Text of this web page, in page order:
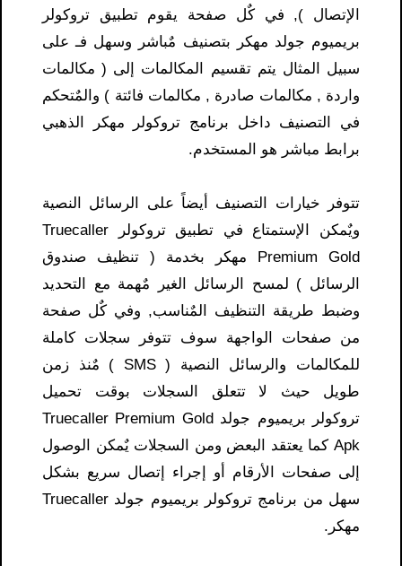
الإتصال ), في كٌل صفحة يقوم تطبيق تروكولر
بريميوم جولد مهكر بتصنيف مٌباشر وسهل فـ على
سبيل المثال يتم تقسيم المكالمات إلى ( مكالمات
واردة , مكالمات صادرة , مكالمات فائتة ) والمٌتحكم
في التصنيف داخل برنامج تروكولر مهكر الذهبي
برابط مباشر هو المستخدم.
تتوفر خيارات التصنيف أيضاً على الرسائل النصية
ويٌمكن الإستمتاع في تطبيق تروكولر Truecaller
Premium Gold مهكر بخدمة ( تنظيف صندوق
الرسائل ) لمسح الرسائل الغير مٌهمة مع التحديد
وضبط طريقة التنظيف المٌناسب, وفي كٌل صفحة
من صفحات الواجهة سوف تتوفر سجلات كاملة
للمكالمات والرسائل النصية ( SMS ) مٌنذ زمن
طويل حيث لا تتعلق السجلات بوقت تحميل
تروكولر بريميوم جولد Truecaller Premium Gold
Apk كما يعتقد البعض ومن السجلات يٌمكن الوصول
إلى صفحات الأرقام أو إجراء إتصال سريع بشكل
سهل من برنامج تروكولر بريميوم جولد Truecaller
مهكر.